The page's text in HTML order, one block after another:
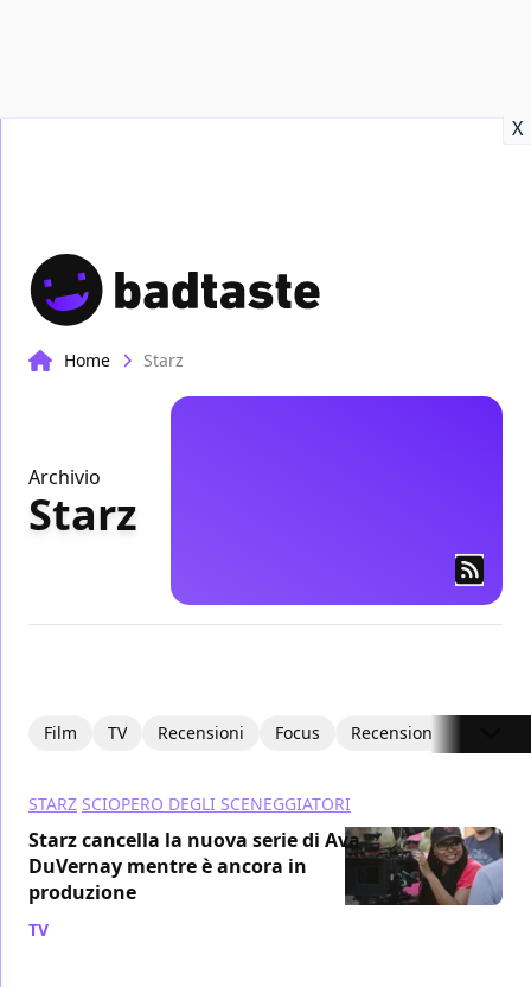
X
Home Starz
Archivio
Starz
Film TV Recensioni Focus Recensioni Video
STARZ SCIOPERO DEGLI SCENEGGIATORI
Starz cancella la nuova serie di Ava
DuVernay mentre è ancora in
produzione
TV